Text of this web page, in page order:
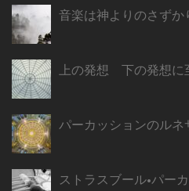
音楽は神よりのさずか
上の発想 下の発想に
パーカッションのル
ストラスブール•パー